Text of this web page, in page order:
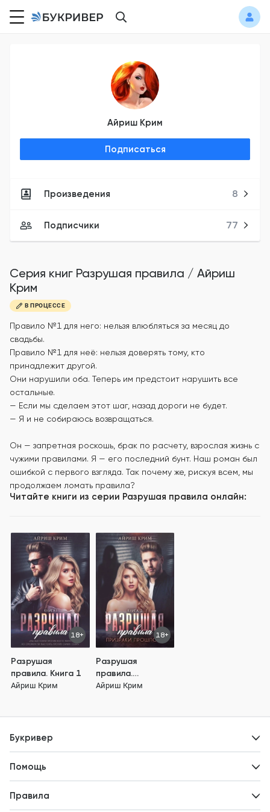
Айриш Крим
Подписаться
Произведения 8
Подписчики 77
Серия книг Разрушая правила / Айриш
Крим
В ПРОЦЕССЕ
Правило №1 для него: нельзя влюбляться за месяц до
свадьбы.
Правило №1 для неё: нельзя доверять тому, кто
принадлежит другой.
Они нарушили оба. Теперь им предстоит нарушить все
остальные.
— Если мы сделаем этот шаг, назад дороги не будет.
— Я и не собираюсь возвращаться.
Он — запретная роскошь, брак по расчету, взрослая жизнь с
чужими правилами. Я — его последний бунт. Наш роман был
ошибкой с первого взгляда. Так почему же, рискуя всем, мы
продолжаем ломать правила?
Читайте книги из серии Разрушая правила онлайн:
18+
Разрушая
правила. Книга 1
Айриш Крим
18+
Разрушая
правила.
Призраки
Айриш Крим
Букривер
Новости
Помощь
Правила